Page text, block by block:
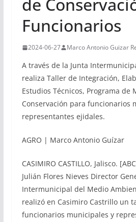
de
Funcionarios
2024-06-27 Marco Antonio Guizar
A través de la Junta
realiza Taller de Integración,
Estudios Técnicos, Programa de
Conservación para funcionarios
representantes ejidales.
AGRO | Marco Antonio Guízar
CASIMIRO CASTILLO, Jalisco.
Julián Flores Nieves Director
Intermunicipal del Medio
realizó en Casimiro Castrillo un
funcionarios municipales y